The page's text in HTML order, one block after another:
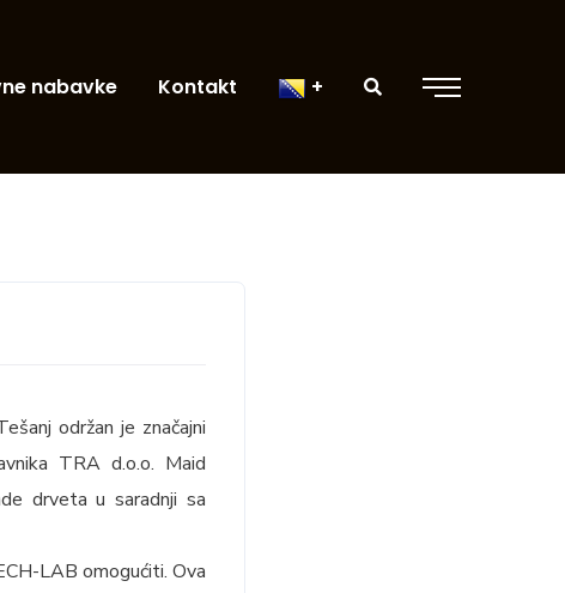
nabavke Kontakt
održan je značajni
TRA d.o.o. Maid
drveta u saradnji sa
LAB omogućiti. Ova